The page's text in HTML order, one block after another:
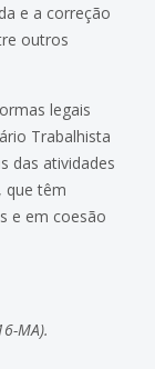
e a correção
outros
legais
Trabalhista
das atividades
que têm
e em coesão
MA).